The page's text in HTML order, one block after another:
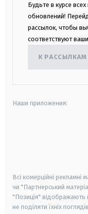
Будьте в курсе
обновлений!
рассылок, чтобы
соответствуют
К РАССЫЛКАМ
Наши приложения:
Всі комерційні рекламні
чи "Партнерський
"Позиція" відображають
не поділяти їхніх